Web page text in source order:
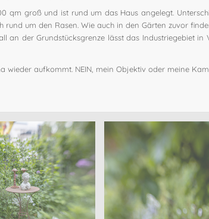
qm groß und ist rund um das Haus angelegt.
rund um den Rasen. Wie auch in den Gärten zuvor
an der Grundstücksgrenze lässt das Industriegebiet
wieder aufkommt. NEIN, mein Objektiv oder meine